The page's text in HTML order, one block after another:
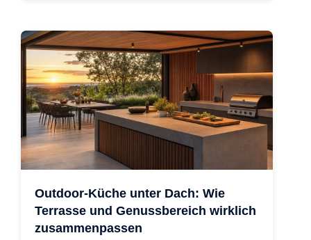
Outdoor-Küche unter Dach: Wie
Terrasse und Genussbereich wirklich
zusammenpassen